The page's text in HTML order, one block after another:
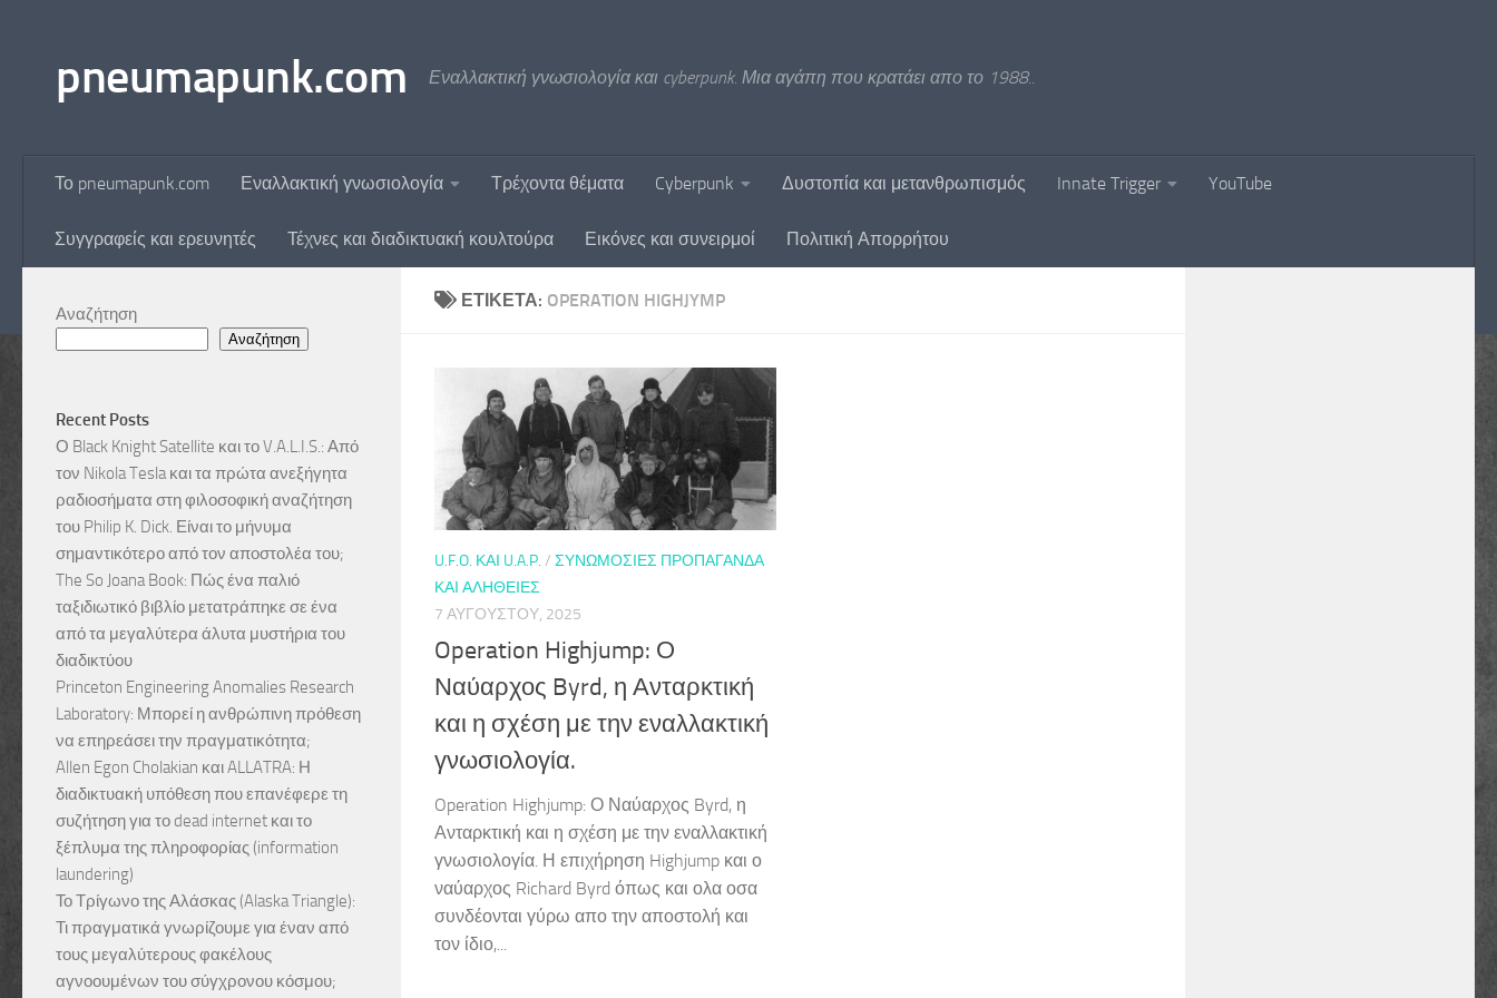
pneumapunk.com Εναλλακτική γνωσιολογία και cyberpunk. Μια αγάπη που κρατάει απο το 1988..
Το pneumapunk.com Εναλλακτική γνωσιολογία Τρέχοντα θέματα Cyberpunk Δυστοπία και μετανθρωπισμός Innate Trigger YouTube
Συγγραφείς και ερευνητές Τέχνες και διαδικτυακή κουλτούρα Εικόνες και συνειρμοί Πολιτική Απορρήτου
ΕΤΙΚΈΤΑ: OPERATION HIGHJYMP
U.F.O. ΚΑΙ U.A.P. / ΣΥΝΩΜΟΣΊΕΣ ΠΡΟΠΑΓΆΝΔΑ
ΚΑΙ ΑΛΉΘΕΙΕΣ
7 ΑΥΓΟΎΣΤΟΥ, 2025
Operation Highjump: Ο
Ναύαρχος Byrd, η Ανταρκτική
και η σχέση με την εναλλακτική
γνωσιολογία.
Operation Highjump: Ο Ναύαρχος Byrd, η
Ανταρκτική και η σχέση με την εναλλακτική
γνωσιολογία. Η επιχήρηση Highjump και ο
ναύαρχος Richard Byrd όπως και ολα οσα
συνδέονται γύρω απο την αποστολή και
τον ίδιο,...
Αναζήτηση
Αναζήτηση
Recent Posts
Ο Black Knight Satellite και το V.A.L.I.S.: Από
τον Nikola Tesla και τα πρώτα ανεξήγητα
ραδιοσήματα στη φιλοσοφική αναζήτηση
του Philip K. Dick. Είναι το μήνυμα
σημαντικότερο από τον αποστολέα του;
The So Joana Book: Πώς ένα παλιό
ταξιδιωτικό βιβλίο μετατράπηκε σε ένα
από τα μεγαλύτερα άλυτα μυστήρια του
διαδικτύου
Princeton Engineering Anomalies Research
Laboratory: Μπορεί η ανθρώπινη πρόθεση
να επηρεάσει την πραγματικότητα;
Allen Egon Cholakian και ALLATRA: Η
διαδικτυακή υπόθεση που επανέφερε τη
συζήτηση για το dead internet και το
ξέπλυμα της πληροφορίας (information
laundering)
Το Τρίγωνο της Αλάσκας (Alaska Triangle):
Τι πραγματικά γνωρίζουμε για έναν από
τους μεγαλύτερους φακέλους
αγνοουμένων του σύγχρονου κόσμου;